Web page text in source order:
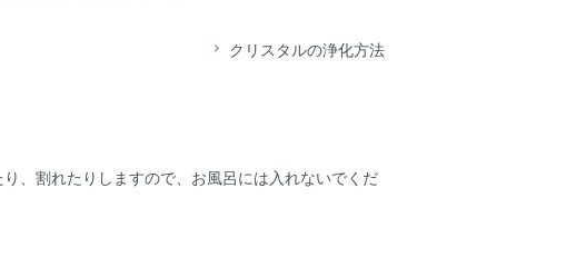
クリスタルの浄化方法
、割れたりしますので、お風呂には入れないでくだ